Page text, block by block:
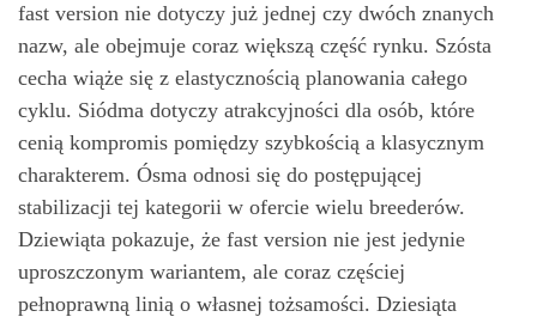
fast version nie dotyczy już jednej czy dwóch znanych
nazw, ale obejmuje coraz większą część rynku. Szósta
cecha wiąże się z elastycznością planowania całego
cyklu. Siódma dotyczy atrakcyjności dla osób, które
cenią kompromis pomiędzy szybkością a klasycznym
charakterem. Ósma odnosi się do postępującej
stabilizacji tej kategorii w ofercie wielu breederów.
Dziewiąta pokazuje, że fast version nie jest jedynie
uproszczonym wariantem, ale coraz częściej
pełnoprawną linią o własnej tożsamości. Dziesiąta